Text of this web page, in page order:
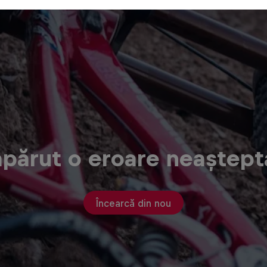
o eroare
Încearcă din nou